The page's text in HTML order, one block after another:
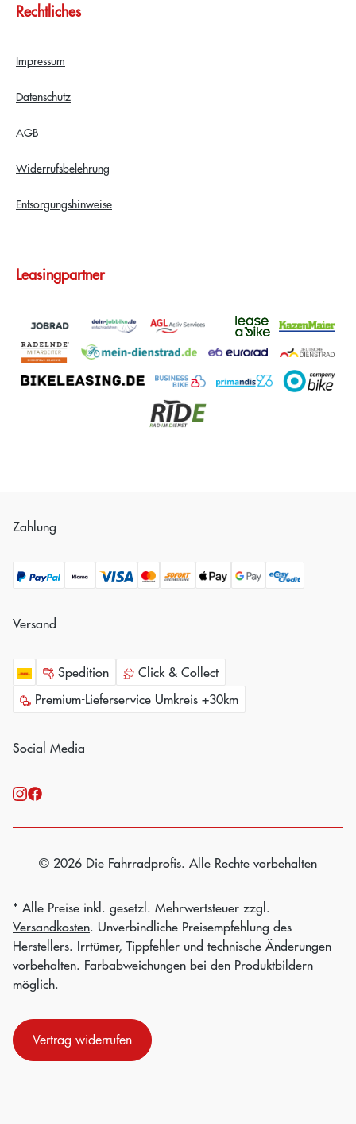
Rechtliches
Impressum
Datenschutz
AGB
Widerrufsbelehrung
Entsorgungshinweise
Leasingpartner
Zahlung
Versand
Spedition
Click & Collect
Premium-Lieferservice Umkreis +30km
Social Media
© 2026 Die Fahrradprofis. Alle Rechte vorbehalten
* Alle Preise inkl. gesetzl. Mehrwertsteuer zzgl.
Versandkosten. Unverbindliche Preisempfehlung des
Herstellers. Irrtümer, Tippfehler und technische Änderungen
vorbehalten. Farbabweichungen bei den Produktbildern
möglich.
Vertrag widerrufen